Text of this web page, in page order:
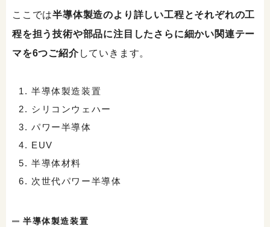
ここでは半導体製造のより詳しい工程とそれぞれの工
程を担う技術や部品に注目したさらに細かい関連テー
マを6つご紹介していきます。
半導体製造装置
シリコンウェハー
パワー半導体
EUV
半導体材料
次世代パワー半導体
半導体製造装置